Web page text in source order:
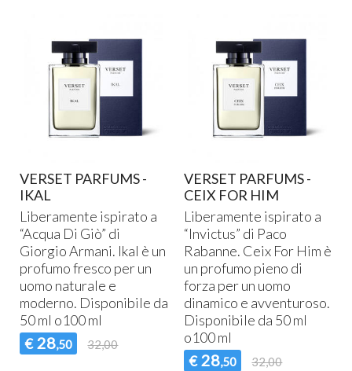
VERSET PARFUMS -
IKAL
Liberamente ispirato a
“Acqua Di Giò” di
Giorgio Armani. Ikal è un
profumo fresco per un
uomo naturale e
moderno. Disponibile da
50 ml o100 ml
€ 28,50 32,00
VERSET PARFUMS -
CEIX FOR HIM
Liberamente ispirato a
“Invictus” di Paco
Rabanne. Ceix For Him è
un profumo pieno di
forza per un uomo
dinamico e avventuroso.
Disponibile da 50 ml
o100 ml
€ 28,50 32,00